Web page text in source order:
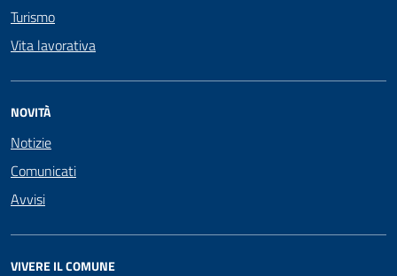
Turismo
Vita lavorativa
NOVITÀ
Notizie
Comunicati
Avvisi
VIVERE IL COMUNE